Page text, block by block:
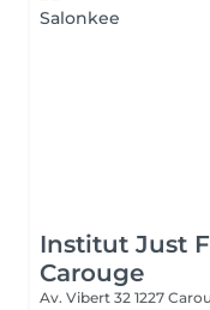
Institut Just
Carouge
Av. Vibert 32 1227